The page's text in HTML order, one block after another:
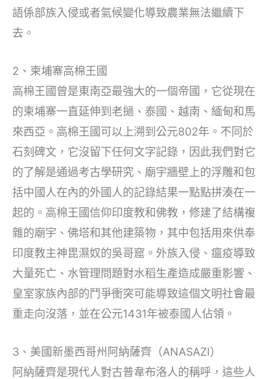
語係部族入侵或者氣候變化導致農業無法繼續下
去。
2、柬埔寨高棉王國
高棉王國曾是東南亞最強大的一個帝國，它從現在
的柬埔寨一直延伸到老撾、泰國、越南、緬甸和馬
來西亞。高棉王國可以上溯到公元802年。不同於
石刻碑文，它沒留下任何文字記錄，因此我們對它
的了解是通過考古學研究、廟宇牆壁上的浮雕和包
括中國人在內的外國人的記錄結果一點點拼湊在一
起的。高棉王國信仰印度教和佛教，修建了結構複
雜的廟宇、佛塔和其他建築物，其中包括用來供奉
印度教主神毘濕奴的吳哥窟。外族入侵、瘟疫導致
大量死亡、水管理問題對水稻生產造成嚴重影響、
皇室家族內部的鬥爭衝突可能導致這個文明社會最
重走向沒落，並在公元1431年被泰國人佔領。
3、美國新墨西哥州阿納薩齊（ANASAZI）
阿納薩齊是現代人對古普韋布洛人的稱呼，這些人